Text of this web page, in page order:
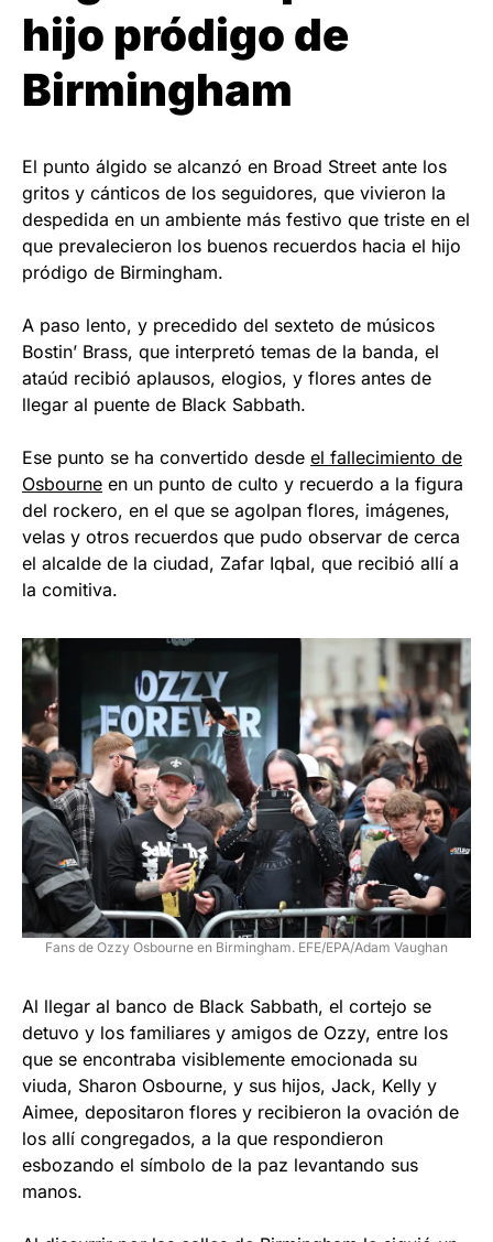
hijo pródigo de
Birmingham
El punto álgido se alcanzó en Broad Street ante los
gritos y cánticos de los seguidores, que vivieron la
despedida en un ambiente más festivo que triste en el
que prevalecieron los buenos recuerdos hacia el hijo
pródigo de Birmingham.
A paso lento, y precedido del sexteto de músicos
Bostin’ Brass, que interpretó temas de la banda, el
ataúd recibió aplausos, elogios, y flores antes de
llegar al puente de Black Sabbath.
Ese punto se ha convertido desde el fallecimiento de
Osbourne en un punto de culto y recuerdo a la figura
del rockero, en el que se agolpan flores, imágenes,
velas y otros recuerdos que pudo observar de cerca
el alcalde de la ciudad, Zafar Iqbal, que recibió allí a
la comitiva.
Fans de Ozzy Osbourne en Birmingham. EFE/EPA/Adam Vaughan
Al llegar al banco de Black Sabbath, el cortejo se
detuvo y los familiares y amigos de Ozzy, entre los
que se encontraba visiblemente emocionada su
viuda, Sharon Osbourne, y sus hijos, Jack, Kelly y
Aimee, depositaron flores y recibieron la ovación de
los allí congregados, a la que respondieron
esbozando el símbolo de la paz levantando sus
manos.